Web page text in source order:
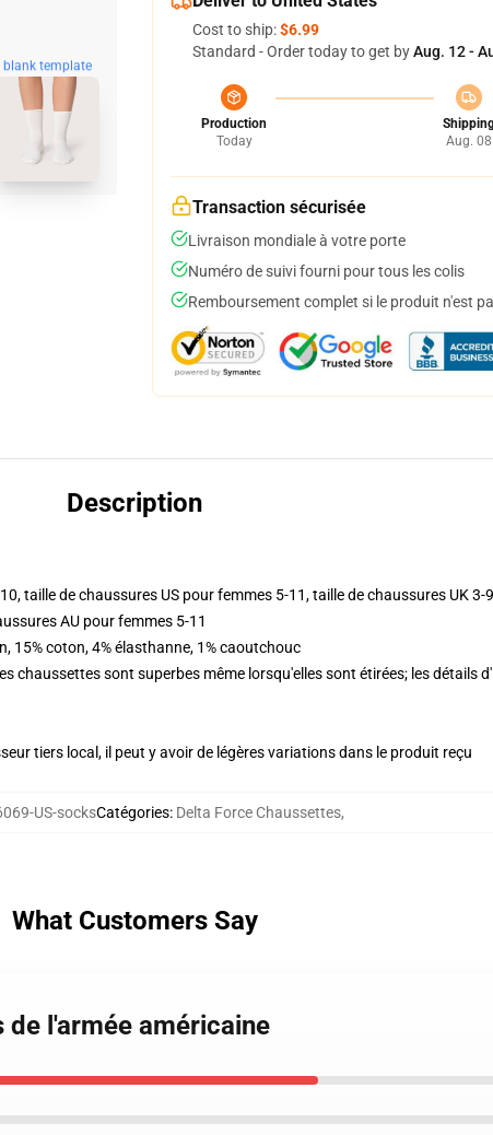
blank template
Cost to ship:$6.99
Standard - Order today to get byAug. 12 -
Production
Today
Aug. 08
Transaction sécurisée
Livraison mondiale à votre porte
Numéro de suivi fourni pour tous les colis
Remboursement complet si le produit n'est
Description
taille de chaussures US pour femmes 5-11, taille de chaussures UK 3-
AU pour femmes 5-11
15% coton, 4% élasthanne, 1% caoutchouc
chaussettes sont superbes même lorsqu'elles sont étirées; les détails
tiers local, il peut y avoir de légères variations dans le produit reçu
US-socksCatégories: Delta Force Chaussettes,
What Customers Say
l'armée américaine